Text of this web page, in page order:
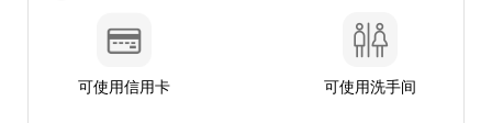
可使用信用卡 可使用洗手间